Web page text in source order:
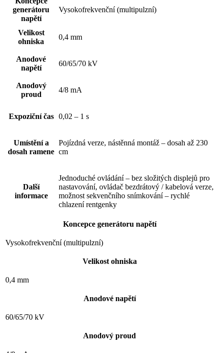
generátoru
napětí
Vysokofrekvenční (multipulzní)
Velikost
ohniska
0,4 mm
Anodové
napětí
60/65/70 kV
Anodový
proud
4/8 mA
Expoziční čas 0,02 – 1 s
Umístění a
dosah ramene
Pojízdná verze, nástěnná montáž – dosah až 230
cm
Další
informace
Jednoduché ovládání – bez složitých displejů pro
nastavování, ovládač bezdrátový / kabelová verze,
možnost sekvenčního snímkování – rychlé
chlazení rentgenky
Koncepce generátoru napětí
Vysokofrekvenční (multipulzní)
Velikost ohniska
0,4 mm
Anodové napětí
60/65/70 kV
Anodový proud